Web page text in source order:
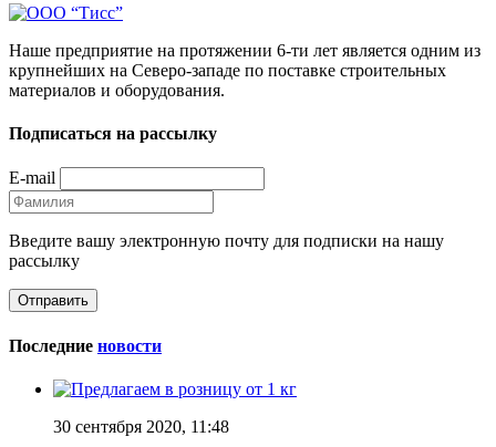
Наше предприятие на протяжении 6-ти лет является одним из
крупнейших на Северо-западе по поставке строительных
материалов и оборудования.
Подписаться на рассылку
E-mail
Введите вашу электронную почту для подписки на нашу
рассылку
Последние новости
30 сентября 2020, 11:48